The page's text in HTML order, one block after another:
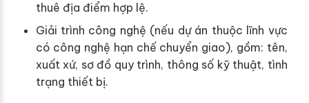
thuê địa điểm hợp lệ.
Giải trình công nghệ (nếu dự án thuộc lĩnh vực
có công nghệ hạn chế chuyển giao), gồm: tên,
xuất xứ, sơ đồ quy trình, thông số kỹ thuật, tình
trạng thiết bị.